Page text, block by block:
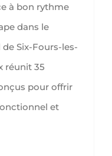
à bon rythme
dans le
Six-Fours-les-
réunit 35
pour offrir
et